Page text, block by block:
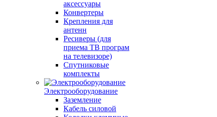
аксессуары
Конвертеры
Крепления для
антенн
Ресиверы (для
приема ТВ програм
на телевизоре)
Спутниковые
комплекты
Электрооборудование
Заземление
Кабель силовой